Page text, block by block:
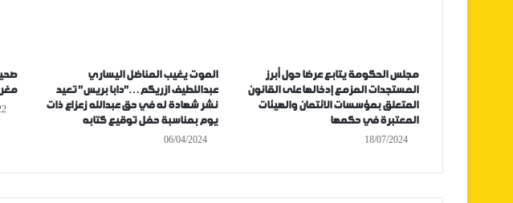
مجلس الحكومة يتابع عرضا حول أبرز
المستجدات المزمع إدخالها على القانون
المتعلق بمؤسسات الائتمان والهيئات
المعتبرة في حكمها
18/07/2024
الموت يغيب المناضل اليساري
عبداللطيف ازريكم…”دابا بريس” تعيد
نشر شهادة له في حق عبدالله زعزاع ذات
يوم بمناسبة حفل توقيع كتابه
06/04/2024